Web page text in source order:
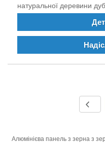
натуральної деревини
класу, розроблена як для
деревину, забезпечуючи
ідеальним вибором для
декоративних проектів.
Алюмінієва панель з зерна з